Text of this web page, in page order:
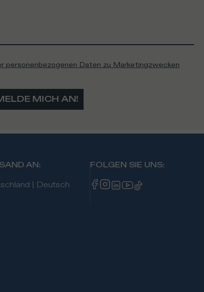
personenbezogenen Daten zu Marketingzwecken
MICH AN!
AN:
Deutsch
FOLGEN SIE UNS: